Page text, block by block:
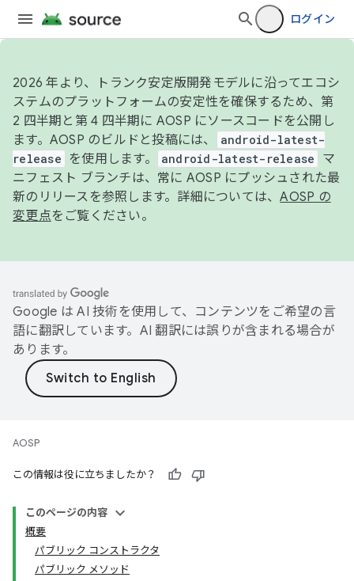
ログイン
2026 年より、トランク安定版開発モデルに沿ってエコシ
ステムのプラットフォームの安定性を確保するため、第
2 四半期と第 4 四半期に AOSP にソースコードを公開し
ます。AOSP のビルドと投稿には、
android-latest-
release
を使用します。 android-latest-release
マ
ニフェスト ブランチは、常に AOSP にプッシュされた最
新のリリースを参照します。詳細については、AOSP の
変更点をご覧ください。
Google は AI 技術を使用して、コンテンツをご希望の言
語に翻訳しています。AI 翻訳には誤りが含まれる場合が
あります。
AOSP
この情報は役に立ちましたか？
このページの内容
概要
パブリック コンストラクタ
パブリック メソッド